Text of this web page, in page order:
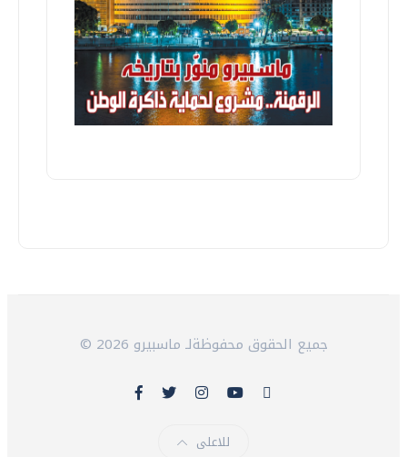
© 2026 جميع الحقوق محفوظةلـ ماسبيرو
للاعلى